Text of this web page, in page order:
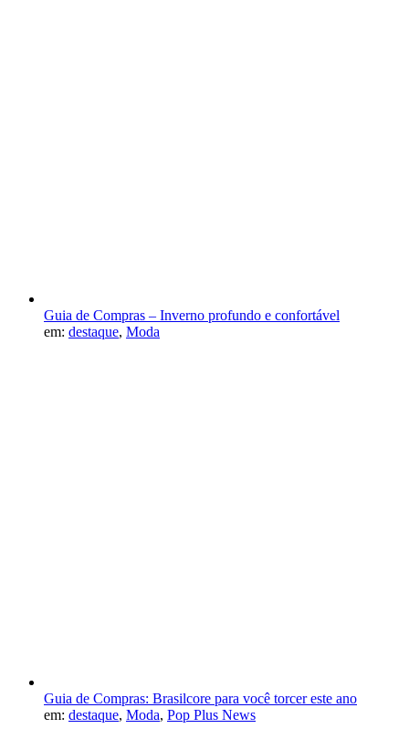
Guia de Compras – Inverno profundo e confortável
em: destaque, Moda
Guia de Compras: Brasilcore para você torcer este ano
em: destaque, Moda, Pop Plus News